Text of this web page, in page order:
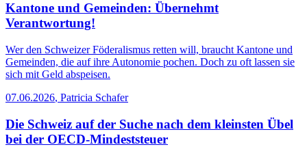
Kantone und Gemeinden: Übernehmt
Verantwortung!
Wer den Schweizer Föderalismus retten will, braucht Kantone und
Gemeinden, die auf ihre Autonomie pochen. Doch zu oft lassen sie
sich mit Geld abspeisen.
07.06.2026, Patricia Schafer
Die Schweiz auf der Suche nach dem kleinsten Übel
bei der OECD-Mindeststeuer